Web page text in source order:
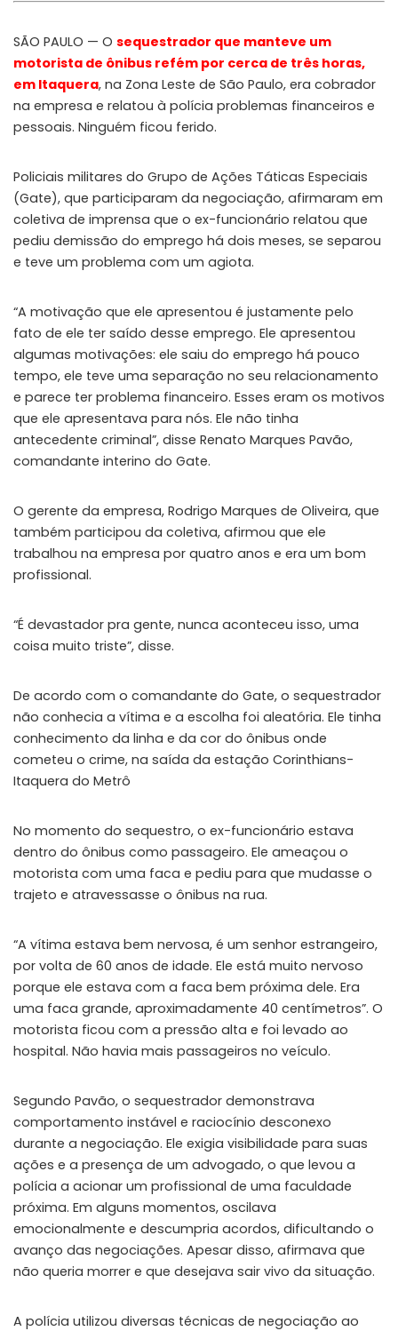
SÃO PAULO — O sequestrador que manteve um
motorista de ônibus refém por cerca de três horas,
em Itaquera, na Zona Leste de São Paulo, era cobrador
na empresa e relatou à polícia problemas financeiros e
pessoais. Ninguém ficou ferido.
Policiais militares do Grupo de Ações Táticas Especiais
(Gate), que participaram da negociação, afirmaram em
coletiva de imprensa que o ex-funcionário relatou que
pediu demissão do emprego há dois meses, se separou
e teve um problema com um agiota.
“A motivação que ele apresentou é justamente pelo
fato de ele ter saído desse emprego. Ele apresentou
algumas motivações: ele saiu do emprego há pouco
tempo, ele teve uma separação no seu relacionamento
e parece ter problema financeiro. Esses eram os motivos
que ele apresentava para nós. Ele não tinha
antecedente criminal”, disse Renato Marques Pavão,
comandante interino do Gate.
O gerente da empresa, Rodrigo Marques de Oliveira, que
também participou da coletiva, afirmou que ele
trabalhou na empresa por quatro anos e era um bom
profissional.
“É devastador pra gente, nunca aconteceu isso, uma
coisa muito triste”, disse.
De acordo com o comandante do Gate, o sequestrador
não conhecia a vítima e a escolha foi aleatória. Ele tinha
conhecimento da linha e da cor do ônibus onde
cometeu o crime, na saída da estação Corinthians-
Itaquera do Metrô
No momento do sequestro, o ex-funcionário estava
dentro do ônibus como passageiro. Ele ameaçou o
motorista com uma faca e pediu para que mudasse o
trajeto e atravessasse o ônibus na rua.
“A vítima estava bem nervosa, é um senhor estrangeiro,
por volta de 60 anos de idade. Ele está muito nervoso
porque ele estava com a faca bem próxima dele. Era
uma faca grande, aproximadamente 40 centímetros”. O
motorista ficou com a pressão alta e foi levado ao
hospital. Não havia mais passageiros no veículo.
Segundo Pavão, o sequestrador demonstrava
comportamento instável e raciocínio desconexo
durante a negociação. Ele exigia visibilidade para suas
ações e a presença de um advogado, o que levou a
polícia a acionar um profissional de uma faculdade
próxima. Em alguns momentos, oscilava
emocionalmente e descumpria acordos, dificultando o
avanço das negociações. Apesar disso, afirmava que
não queria morrer e que desejava sair vivo da situação.
A polícia utilizou diversas técnicas de negociação ao